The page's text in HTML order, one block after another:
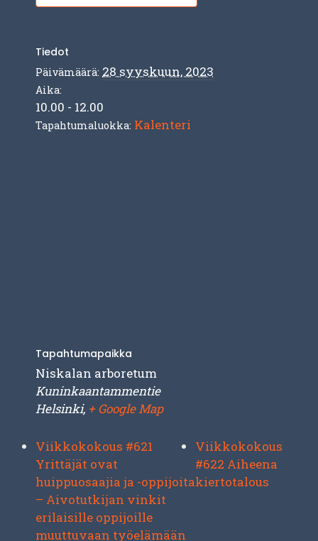
Tiedot
Päivämäärä: 28 syyskuun, 2023
Aika:
10.00 - 12.00
Tapahtumaluokka: Kalenteri
Tapahtumapaikka
Niskalan arboretum
Kuninkaantammentie
Helsinki, + Google Map
Viikkokokous #621
Yrittäjät ovat
huippuosaajia ja -oppijoita
– Aivotutkijan vinkit
erilaisille oppijoille
muuttuvaan työelämään
Viikkokokous
#622 Aiheena
kiertotalous